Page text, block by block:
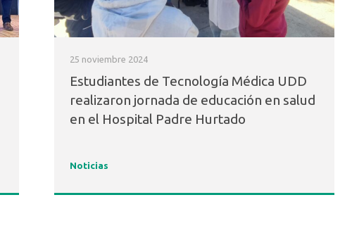
25 noviembre 2024
Estudiantes de Tecnología Médica UDD
realizaron jornada de educación en salud
en el Hospital Padre Hurtado
Noticias